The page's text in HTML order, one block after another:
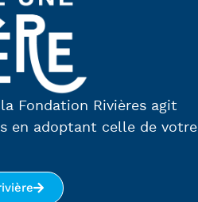
Fondation Rivières agit
en adoptant celle de votre